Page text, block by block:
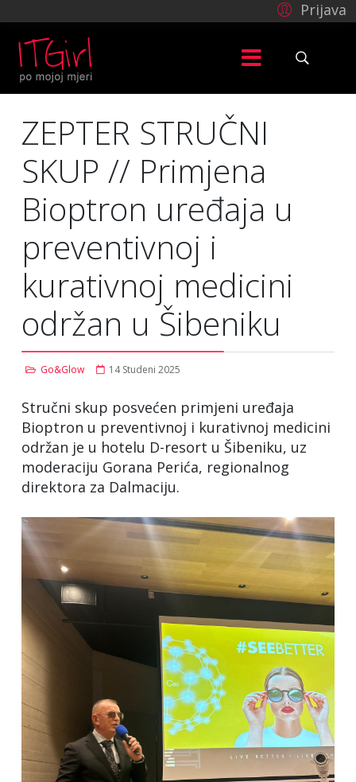
Prijava
ZEPTER STRUČNI
SKUP // Primjena
Bioptron uređaja u
preventivnoj i
kurativnoj medicini
održan u Šibeniku
Go&Glow 14 Studeni 2025
Stručni skup posvećen primjeni uređaja
Bioptron u preventivnoj i kurativnoj medicini
održan je u hotelu D-resort u Šibeniku, uz
moderaciju Gorana Perića, regionalnog
direktora za Dalmaciju.